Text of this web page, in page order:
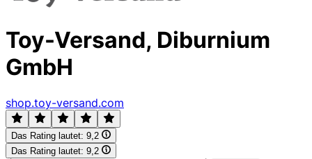
Toy-Versand, Diburnium
GmbH
shop.toy-versand.com
Das Rating lautet: 9,2
Das Rating lautet: 9,2